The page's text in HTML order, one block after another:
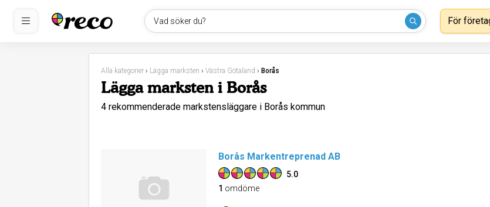
Vad söker du? För
Alla kategorier › Lägga marksten › Västra Götaland › Borås
Lägga marksten i Borås
4 rekommenderade markstensläggare i Borås kommun
Borås Markentreprenad AB
5.0
1 omdöme